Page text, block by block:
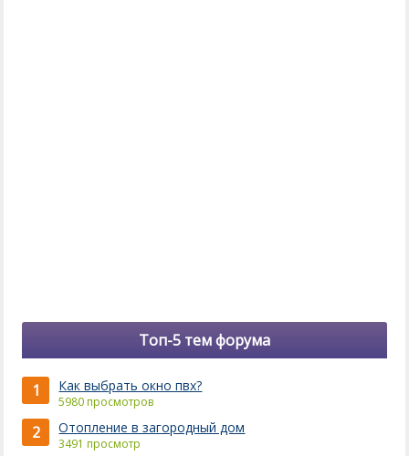
Топ-5 тем форума
1 Как выбрать окно пвх?
5980 просмотров
2 Отопление в загородный дом
3491 просмотр